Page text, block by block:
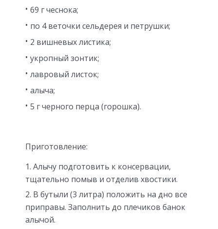
69 г чеснока;
по 4 веточки сельдерея и петрушки;
2 вишневых листика;
укропный зонтик;
лавровый листок;
алыча;
5 г черного перца (горошка).
Приготовление:
Алычу подготовить к консервации,
тщательно помыв и отделив хвостики.
В бутыли (3 литра) положить на дно все
приправы. Заполнить до плечиков банок
алычой.